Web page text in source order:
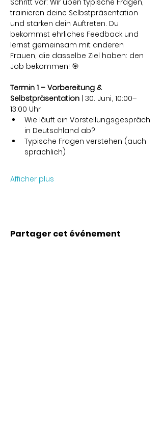
Schritt vor: Wir üben typische Fragen,
trainieren deine Selbstpräsentation
und stärken dein Auftreten. Du
bekommst ehrliches Feedback und
lernst gemeinsam mit anderen
Frauen, die dasselbe Ziel haben: den
Job bekommen! 🎯
Termin 1 – Vorbereitung &
Selbstpräsentation | 30. Juni, 10:00–
13:00 Uhr
Wie läuft ein Vorstellungsgespräch
in Deutschland ab?
Typische Fragen verstehen (auch
sprachlich)
Afficher plus
Partager cet événement